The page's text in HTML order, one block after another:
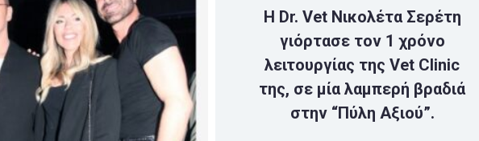
Η Dr. Vet Νικολέτα Σερέτη
γιόρτασε τον 1 χρόνο
λειτουργίας της Vet Clinic
της, σε μία λαμπερή βραδιά
στην “Πύλη Αξιού”.